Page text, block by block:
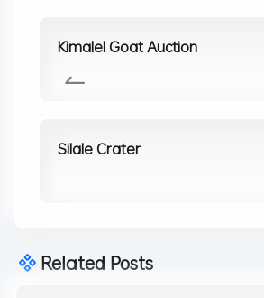
Kimalel Goat Auction
Silale Crater
Related Posts